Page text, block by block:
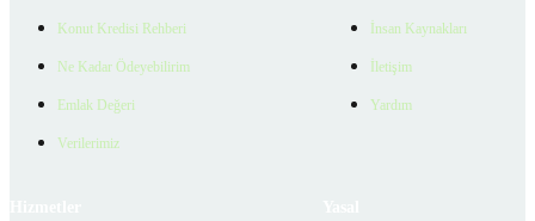
Konut Kredisi Rehberi
Ne Kadar Ödeyebilirim
Emlak Değeri
Verilerimiz
İnsan Kaynakları
İletişim
Yardım